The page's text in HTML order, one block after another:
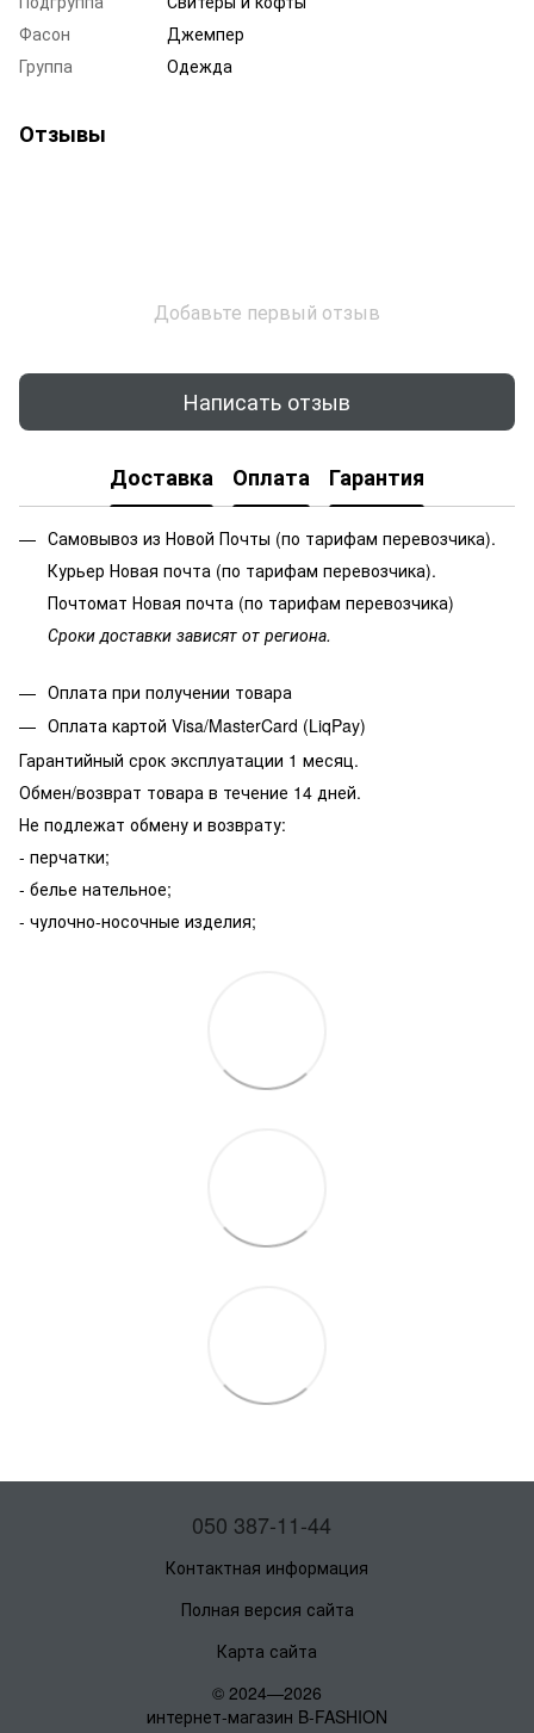
Фасон
Джемпер
Группа
Одежда
Отзывы
Добавьте первый отзыв
Написать отзыв
Доставка Оплата Гарантия
Самовывоз из Новой Почты (по тарифам перевозчика).
Курьер Новая почта (по тарифам перевозчика).
Почтомат Новая почта (по тарифам перевозчика)
Сроки доставки зависят от региона.
Оплата при получении товара
Оплата картой Visa/MasterCard (LiqPay)
Гарантийный срок эксплуатации 1 месяц.
Обмен/возврат товара в течение 14 дней.
Не подлежат обмену и возврату:
- перчатки;
- белье нательное;
- чулочно-носочные изделия;
050 387-11-44
Контактная информация
Полная версия сайта
Карта сайта
© 2024—2026
интернет-магазин B-FASHION